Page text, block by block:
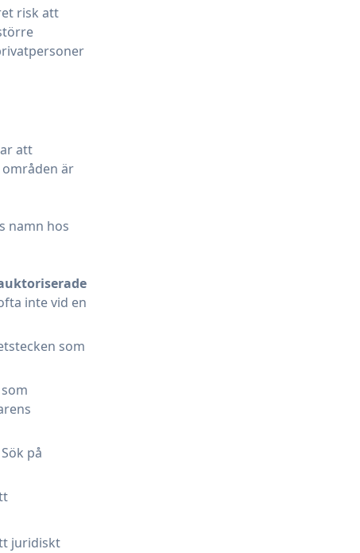
risk att
att
är
namn hos
inte vid en
som
på
juridiskt